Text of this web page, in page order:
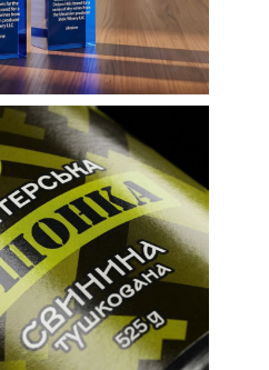
харчування